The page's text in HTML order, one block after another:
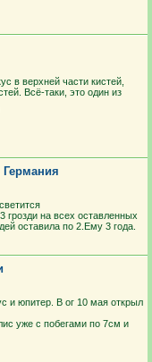
в верхней части кистей,
Всё-таки, это один из
Германия
грозди на всех оставленных
оставила по 2.Ему 3 года.
и юпитер. В ог 10 мая открыл
уже с побегами по 7см и